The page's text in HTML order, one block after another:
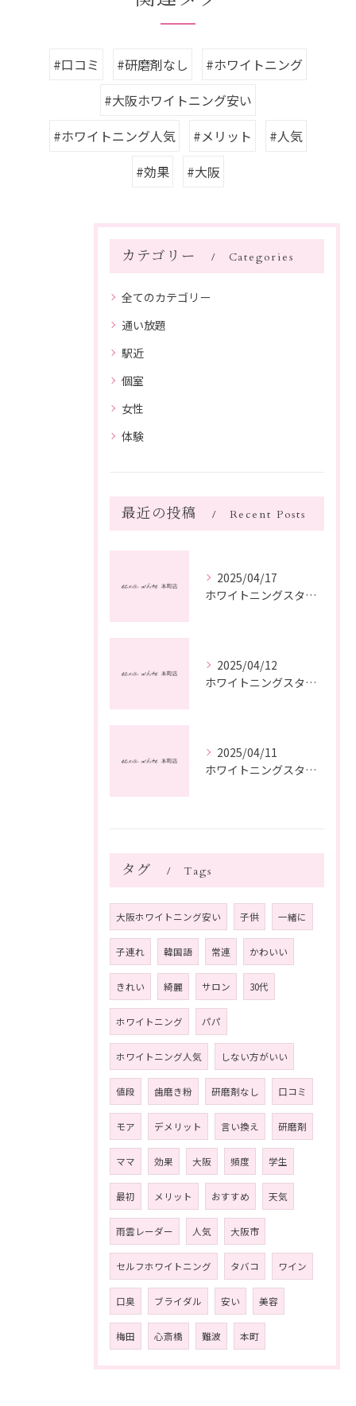
#口コミ #研磨剤なし
#ホワイトニング
#大阪ホワイトニング安い
#ホワイトニング人気
#メリット
#人気
#効果
#大阪
カテゴリー Categories
全てのカテゴリー
通い放題
駅近
個室
女性
体験
最近の投稿 Recent Posts
2025/04/17
ホワイトニングスタッフ日記
2025/04/12
ホワイトニングスタッフ日記
2025/04/11
ホワイトニングスタッフ日記
タグ Tags
大阪ホワイトニング安い 子供 一緒に
子連れ 韓国語 常連 かわいい
きれい 綺麗 サロン 30代
ホワイトニング パパ
ホワイトニング人気 しない方がいい
値段 歯磨き粉 研磨剤なし 口コミ
モア デメリット 言い換え 研磨剤
ママ 効果 大阪 頻度 学生
最初 メリット おすすめ 天気
雨雲レーダー 人気 大阪市
セルフホワイトニング タバコ ワイン
口臭 ブライダル 安い 美容
梅田 心斎橋 難波 本町